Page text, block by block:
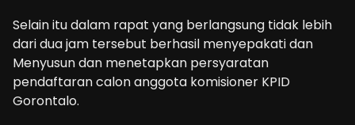
Selain itu dalam rapat yang berlangsung tidak lebih
dari dua jam tersebut berhasil menyepakati dan
Menyusun dan menetapkan persyaratan
pendaftaran calon anggota komisioner KPID
Gorontalo.